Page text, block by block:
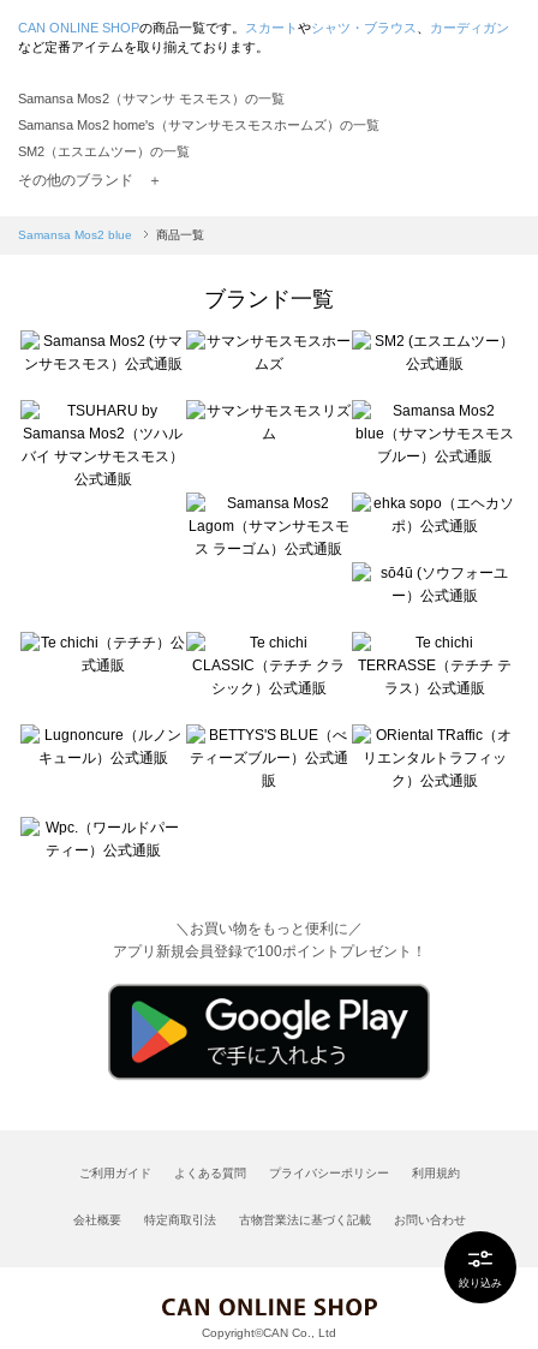
絞り込み
CAN ONLINE SHOPの商品一覧です。 スカート やシャツ・ブラウス
カーディガン
など定番アイテムを取り揃えております。
Samansa Mos2（サマンサ モスモス）の一覧
Samansa Mos2 home's（サマンサモスモスホームズ）の一覧
SM2（エスエムツー）の一覧
TSUHARU by Samansa Mos2（ツハルバイサマンサモスモス）の一覧
Samansa Mos2 blue（サマンサモスモス ブルー）の一覧
Te chichi（テチチ）の一覧
Te chichi CLASSIC（テチチ クラシック）の一覧
Lugnoncure（ルノンキュール）の一覧
BETTY'S BLUE（べティーズブルー）の一覧
Wpc.（ワールドパーティー）の一覧
その他のブランド ＋
Samansa Mos2 blue 商品一覧
ブランド一覧
＼お買い物をもっと便利に／
アプリ新規会員登録で100ポイントプレゼント！
ご利用ガイド よくある質問 プライバシーポリシー 利用規約
会社概要 特定商取引法 古物営業法に基づく記載 お問い合わせ
Copyright©CAN Co., Ltd